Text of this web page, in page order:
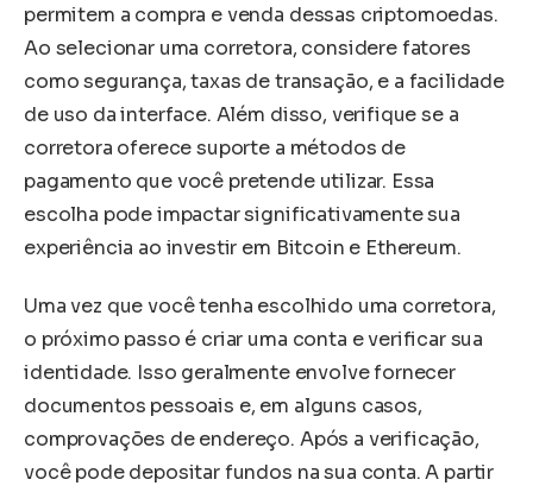
permitem a compra e venda dessas criptomoedas.
Ao selecionar uma corretora, considere fatores
como segurança, taxas de transação, e a facilidade
de uso da interface. Além disso, verifique se a
corretora oferece suporte a métodos de
pagamento que você pretende utilizar. Essa
escolha pode impactar significativamente sua
experiência ao investir em Bitcoin e Ethereum.
Uma vez que você tenha escolhido uma corretora,
o próximo passo é criar uma conta e verificar sua
identidade. Isso geralmente envolve fornecer
documentos pessoais e, em alguns casos,
comprovações de endereço. Após a verificação,
você pode depositar fundos na sua conta. A partir